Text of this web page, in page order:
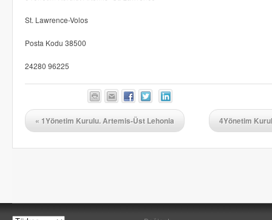
St. Lawrence-Volos
Posta Kodu 38500
24280 96225
« 1Yönetim Kurulu. Artemis-Üst Lehonia 4Yönetim